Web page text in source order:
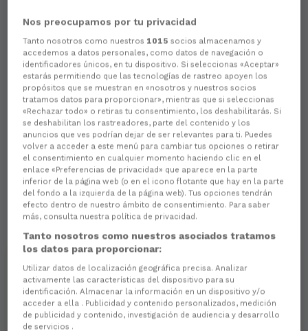
Aún no hay reacciones. ¡Sé el primero!
Nos preocupamos por tu privacidad
Tanto nosotros como nuestros 1015 socios almacenamos y
accedemos a datos personales, como datos de navegación o
identificadores únicos, en tu dispositivo. Si seleccionas «Aceptar»
estarás permitiendo que las tecnologías de rastreo apoyen los
propósitos que se muestran en «nosotros y nuestros socios
tratamos datos para proporcionar», mientras que si seleccionas
«Rechazar todo» o retiras tu consentimiento, los deshabilitarás. Si
se deshabilitan los rastreadores, parte del contenido y los
anuncios que ves podrían dejar de ser relevantes para ti. Puedes
volver a acceder a este menú para cambiar tus opciones o retirar
el consentimiento en cualquier momento haciendo clic en el
enlace «Preferencias de privacidad» que aparece en la parte
inferior de la página web (o en el icono flotante que hay en la parte
del fondo a la izquierda de la página web). Tus opciones tendrán
efecto dentro de nuestro ámbito de consentimiento. Para saber
más, consulta nuestra política de privacidad.
Tanto nosotros como nuestros asociados tratamos
los datos para proporcionar:
Utilizar datos de localización geográfica precisa. Analizar
activamente las características del dispositivo para su
identificación. Almacenar la información en un dispositivo y/o
acceder a ella . Publicidad y contenido personalizados, medición
de publicidad y contenido, investigación de audiencia y desarrollo
de servicios .